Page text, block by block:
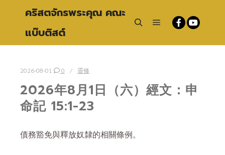
คริสตจักรพระคุณ คณะ
แบ๊บติสต์
2026-08-01 0 靈修
2026年8月1日（六）經文：申
命記 15:1-23
債務豁免與釋放奴隸的相關條例。